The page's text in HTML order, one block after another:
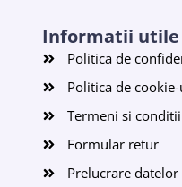
Informatii utile
Politica de
Politica de
Termeni si conditii
Formular retur
Prelucrare